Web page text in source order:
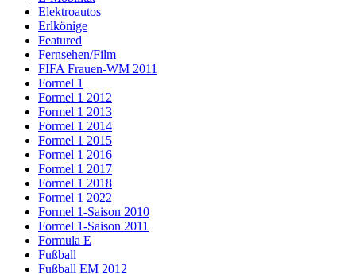
Elektroautos
Erlkönige
Featured
Fernsehen/Film
FIFA Frauen-WM 2011
Formel 1
Formel 1 2012
Formel 1 2013
Formel 1 2014
Formel 1 2015
Formel 1 2016
Formel 1 2017
Formel 1 2018
Formel 1 2022
Formel 1-Saison 2010
Formel 1-Saison 2011
Formula E
Fußball
Fußball EM 2012